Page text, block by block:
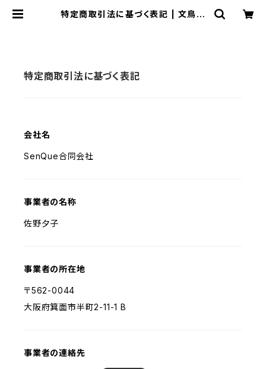
特定商取引法に基づく表記 | 文鳥ロ
特定商取引法に基づく表記
会社名
SenQue合同会社
事業者の名称
佐野夕子
事業者の所在地
〒562-0044
大阪府箕面市半町2-11-1 B
事業者の連絡先